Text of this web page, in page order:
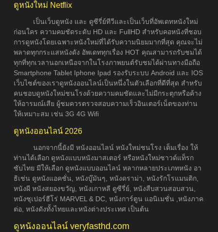
ดูหนังใหม่ Netflix
เป็นเว็บดูหนัง และ ดูซีรี่ย์ทีวีและเป็นเว็บที่อัพเดทหนังใหม่
ก่อนใคร ความคมชัดระดับ HD และ FullHD สำหรับคอหนังที่ชอบ
การดูหนังโดยเฉพาะหนังใหม่ที่ได้รับความนิยมมากที่สุด คุณจะไม่
พลาดทุกกระแสหนังดัง อัพเดททุกเรื่อง HOT คุณสามารถรับชมได้
ทุกที่ทุกเวลานอกเหนือจากในโรงภาพยนต์รับชมได้ผ่านทางมือถือ
Smartphone Tablet Iphone Ipad รองรับระบบ Android และ IOS
เว็บไซต์ของเราดูหนังออนไลน์เป็นหนึ่งในตัวเลือกที่ดีที่สุด สำหรับ
คนชอบดูหนังใหม่ชนโรงด้วยความคมชัดและไม่มีกระตุกหรือค้าง
ให้อารมณ์เสีย ผู้ชมควรตรวจสอบความเร็วอินเตอร์เน็ตของท่าน
ให้เหมาะสม เช่น 3G 4G Wifi
ดูหนังออนไลน์ 2026
นอกจากนี้ยังมี หนังออนไลน์ หนังใหม่ชนโรง เต็มเรื่อง ให้
ท่านได้เลือก ดูหนังแบบหนังมาสเตอร์ หรือหนังใหม่ซาวด์แท็รก
ซับไทย มีให้เลือก ดูหนังแบบออนไลน์ หลากหลายประเภทหนัง อา
ธิเช่น ดูหนังแอคชั่น, หนังบู๊มันๆ, หนังดราม่า, หนังรักโรแมนติก,
หนังผี หนังสยองขวัญ, หนังเกาหลี ดูซีรี่ย์, หนังสืบสวนสอบสวน,
หนังซุเปอร์ฮีโร่ MARVEL & DC, หนังการ์ตูน แอนิเมชั่น ,หนังภาค
ต่อ, หนังดังทั้งไทยและหนังต่างประเทศ เป็นต้น
ดูหนังออนไลน์ veryfasthd.com